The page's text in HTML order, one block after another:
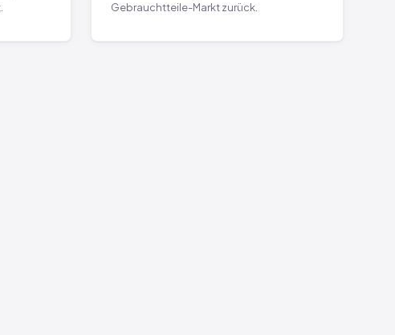
Gebrauchtteile-Markt zurück.